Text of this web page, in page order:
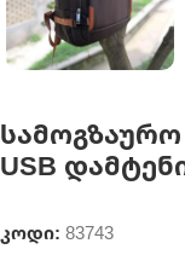
USB
კოდი: 83743